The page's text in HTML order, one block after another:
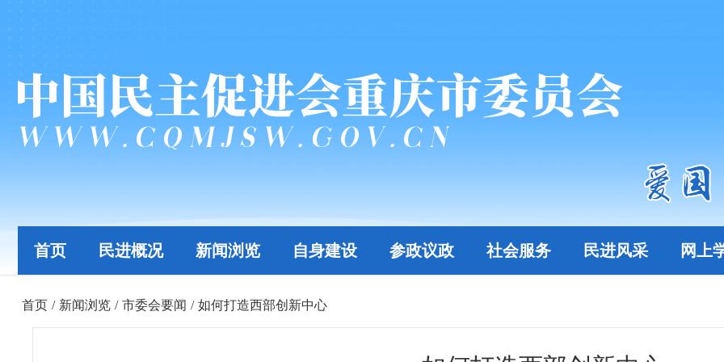
首页 民进概况 新闻浏览 自身建设 参政议政 社会服务 民进风采 网上
首页 / 新闻浏览 / 市委会要闻 / 如何打造西部创新中心